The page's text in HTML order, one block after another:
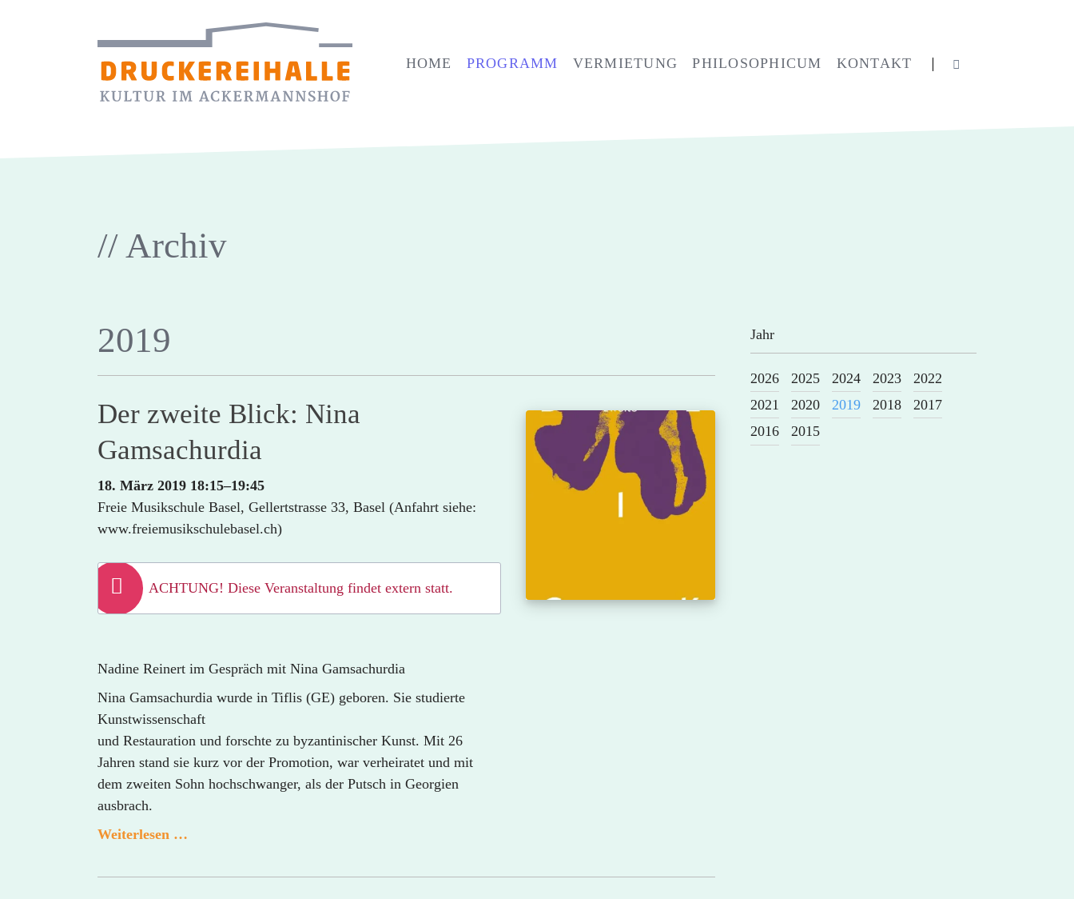
HOME PROGRAMM
VERANSTALTUNGEN
VERMIETUNG PHILOSOPHICUM KONTAKT
// Archiv
2019
Der zweite Blick: Nina
Gamsachurdia
18. März 2019 18:15–19:45
Freie Musikschule Basel, Gellertstrasse 33, Basel (Anfahrt siehe:
www.freiemusikschulebasel.ch)
ACHTUNG! Diese Veranstaltung findet extern statt.
Nadine Reinert im Gespräch mit Nina Gamsachurdia
Nina Gamsachurdia wurde in Tiflis (GE) geboren. Sie studierte
Kunstwissenschaft
und Restauration und forschte zu byzantinischer Kunst. Mit 26
Jahren stand sie kurz vor der Promotion, war verheiratet und mit
dem zweiten Sohn hochschwanger, als der Putsch in Georgien
ausbrach.
Weiterlesen …
Blick:
Jahr
2026 2025 2024 2023
2022
2021
2020 2019 2018
2017
2016
2015